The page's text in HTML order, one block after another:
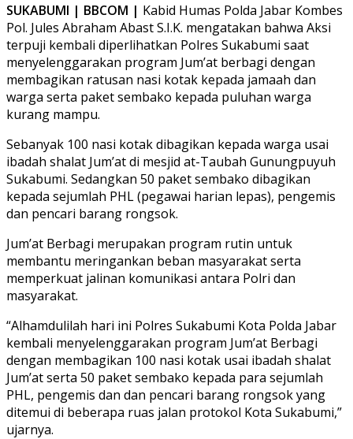
SUKABUMI | BBCOM | Kabid Humas Polda Jabar Kombes
Pol. Jules Abraham Abast S.I.K. mengatakan bahwa Aksi
terpuji kembali diperlihatkan Polres Sukabumi saat
menyelenggarakan program Jum’at berbagi dengan
membagikan ratusan nasi kotak kepada jamaah dan
warga serta paket sembako kepada puluhan warga
kurang mampu.
Sebanyak 100 nasi kotak dibagikan kepada warga usai
ibadah shalat Jum’at di mesjid at-Taubah Gunungpuyuh
Sukabumi. Sedangkan 50 paket sembako dibagikan
kepada sejumlah PHL (pegawai harian lepas), pengemis
dan pencari barang rongsok.
Jum’at Berbagi merupakan program rutin untuk
membantu meringankan beban masyarakat serta
memperkuat jalinan komunikasi antara Polri dan
masyarakat.
“Alhamdulilah hari ini Polres Sukabumi Kota Polda Jabar
kembali menyelenggarakan program Jum’at Berbagi
dengan membagikan 100 nasi kotak usai ibadah shalat
Jum’at serta 50 paket sembako kepada para sejumlah
PHL, pengemis dan dan pencari barang rongsok yang
ditemui di beberapa ruas jalan protokol Kota Sukabumi,”
ujarnya.